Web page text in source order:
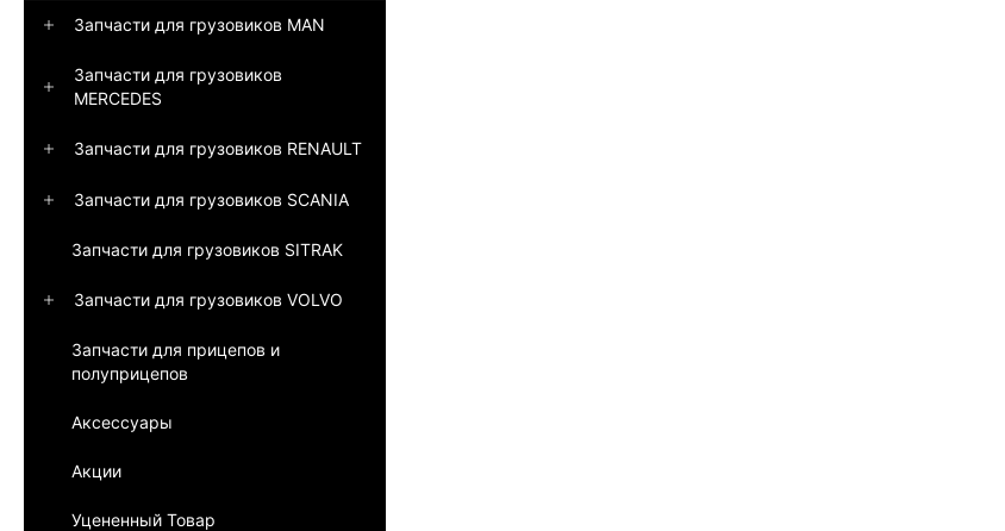
Запчасти для грузовиков MAN
Запчасти для грузовиков
MERCEDES
Запчасти для грузовиков RENAULT
Запчасти для грузовиков SCANIA
Запчасти для грузовиков SITRAK
Запчасти для грузовиков VOLVO
Запчасти для прицепов и
полуприцепов
Аксессуары
Акции
Уцененный Товар